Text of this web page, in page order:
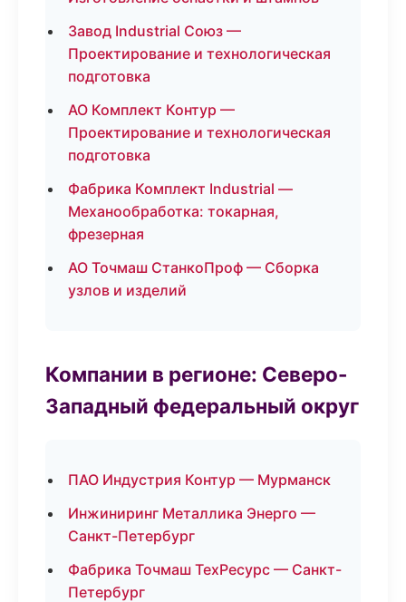
Завод Industrial Союз —
Проектирование и технологическая
подготовка
АО Комплект Контур —
Проектирование и технологическая
подготовка
Фабрика Комплект Industrial —
Механообработка: токарная,
фрезерная
АО Точмаш СтанкоПроф — Сборка
узлов и изделий
Компании в регионе: Северо-
Западный федеральный округ
ПАО Индустрия Контур — Мурманск
Инжиниринг Металлика Энерго —
Санкт-Петербург
Фабрика Точмаш ТехРесурс — Санкт-
Петербург